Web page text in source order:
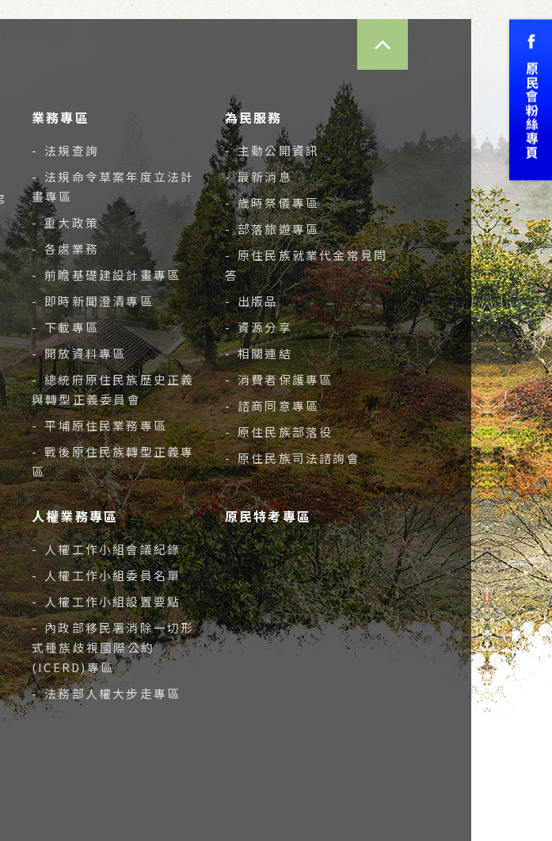
業務專區
- 法規查詢
- 法規命令草案年度立法計
畫專區
- 重大政策
- 各處業務
- 前瞻基礎建設計畫專區
- 即時新聞澄清專區
- 下載專區
- 開放資料專區
- 總統府原住民族歷史正義
與轉型正義委員會
- 平埔原住民業務專區
- 戰後原住民族轉型正義專
區
為民服務
- 主動公開資訊
- 最新消息
- 歲時祭儀專區
- 部落旅遊專區
- 原住民族就業代金常見問
答
- 出版品
- 資源分享
- 相關連結
- 消費者保護專區
- 諮商同意專區
- 原住民族部落役
- 原住民族司法諮詢會
人權業務專區
- 人權工作小組會議紀錄
- 人權工作小組委員名單
- 人權工作小組設置要點
- 內政部移民署消除一切形
式種族歧視國際公約
(ICERD)專區
- 法務部人權大步走專區
原民特考專區